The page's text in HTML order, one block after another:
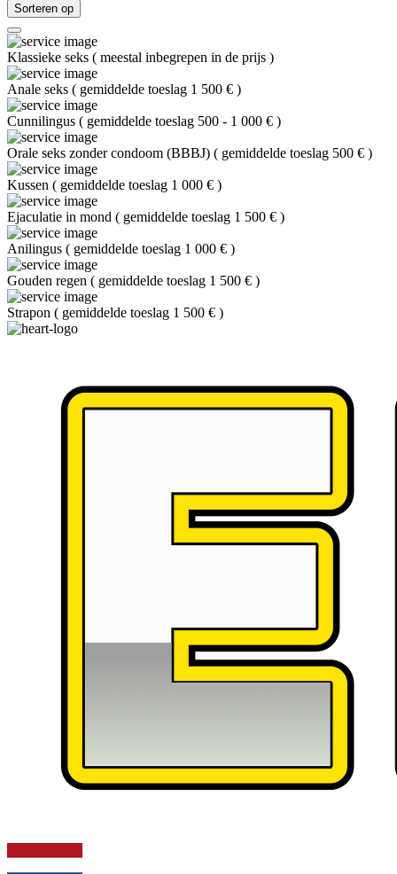
Sorteren op
Klassieke seks ( meestal inbegrepen in de prijs )
Anale seks ( gemiddelde toeslag 1 500 € )
Cunnilingus ( gemiddelde toeslag 500 - 1 000 € )
Orale seks zonder condoom (BBBJ) ( gemiddelde toeslag 500 € )
Kussen ( gemiddelde toeslag 1 000 € )
Ejaculatie in mond ( gemiddelde toeslag 1 500 € )
Anilingus ( gemiddelde toeslag 1 000 € )
Gouden regen ( gemiddelde toeslag 1 500 € )
Strapon ( gemiddelde toeslag 1 500 € )